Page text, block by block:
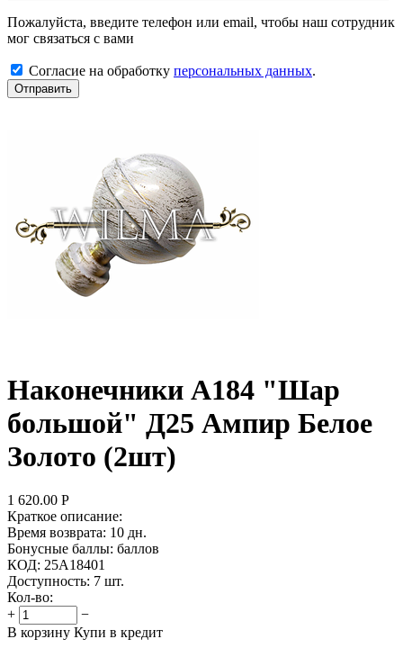
Пожалуйста, введите телефон или email, чтобы наш сотрудник
мог связаться с вами
Согласие на обработку персональных данных.
Отправить
Наконечники А184 "Шар
большой" Д25 Ампир Белое
Золото (2шт)
1 620.00 Р
Краткое описание:
Время возврата: 10 дн.
Бонусные баллы: баллов
КОД: 25А18401
Доступность: 7 шт.
Кол-во:
+
−
В корзину Купи в кредит